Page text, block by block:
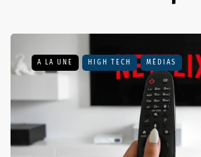
A LA UNE HIGH TECH MÉDIAS